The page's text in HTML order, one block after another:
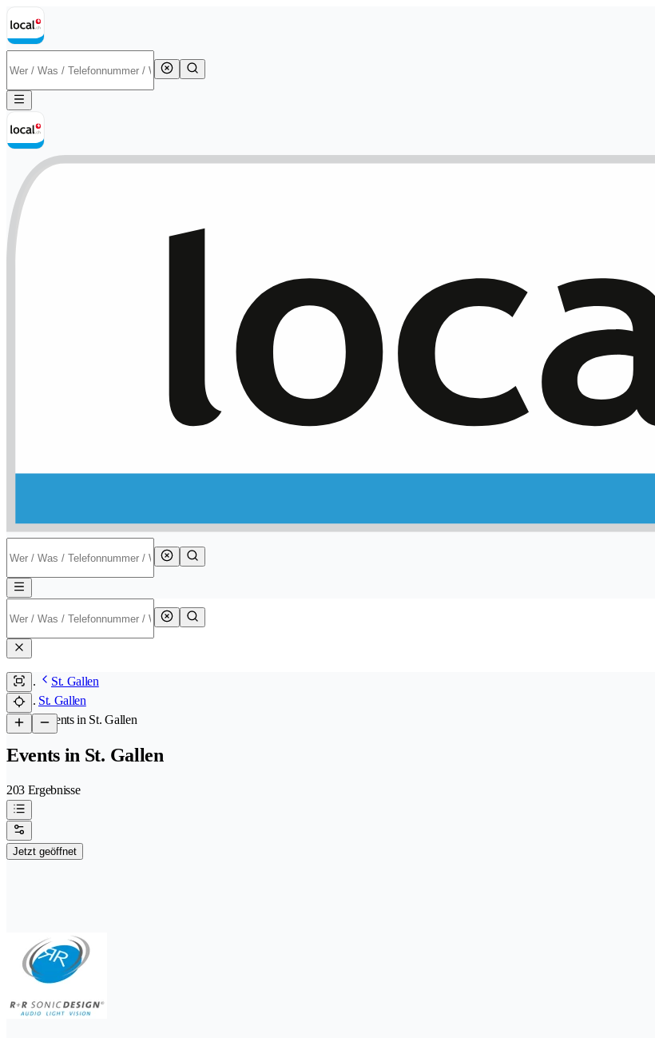
St. Gallen
St. Gallen
/Events in St. Gallen
Events in St. Gallen
203 Ergebnisse
Jetzt geöffnet